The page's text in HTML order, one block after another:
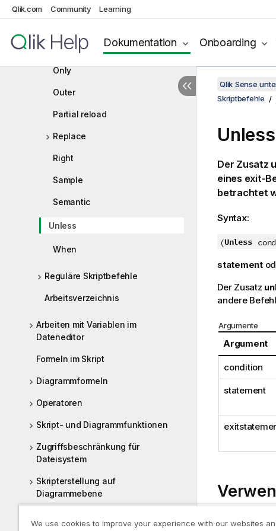
Qlik.com Community Learning
Dokumentation Onboarding
Mapping
NoConcatenate
Only
Outer
Partial reload
Replace
Right
Sample
Semantic
Unless
When
Reguläre Skriptbefehle
Arbeitsverzeichnis
Arbeiten mit Variablen im
Dateneditor
Formeln im Skript
Diagrammformeln
Operatoren
Skript- und Diagrammfunktionen
Zugriffsbeschränkung für
Dateisystem
Skripterstellung auf
Diagrammebene
die in Qlik Sense nicht unterstützt
Qlik Sense
Skriptbefehle
Unless
Der Zusatz
eines exit-
betrachtet
Syntax:
(Unless
statement
Der Zusatz
andere
Argumente
Argument
condition
statement
Der Befehl
We use cookies to improve your experience with our websites